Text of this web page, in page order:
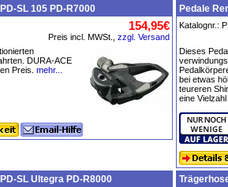
SL 105 PD-R7000
154,95€
Preis incl. MWSt., zzgl. Versand
DURA-ACE
Preis. mehr...
Pedale
Katalognr.:
Dieses
bei etwas
teureren
eine
SL Ultegra PD-R8000